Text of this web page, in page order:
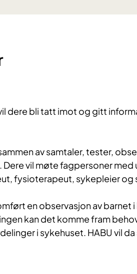
dere bli tatt imot og gitt
av samtaler, tester,
vil møte fagpersoner
fysioterapeut, sykepleier og
en observasjon av barnet
kan det komme fram
i sykehuset. HABU vil